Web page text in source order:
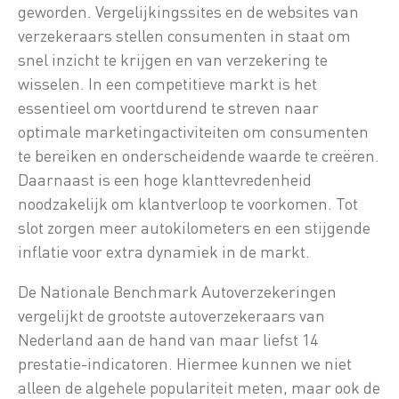
geworden. Vergelijkingssites en de websites van
verzekeraars stellen consumenten in staat om
snel inzicht te krijgen en van verzekering te
wisselen. In een competitieve markt is het
essentieel om voortdurend te streven naar
optimale marketingactiviteiten om consumenten
te bereiken en onderscheidende waarde te creëren.
Daarnaast is een hoge klanttevredenheid
noodzakelijk om klantverloop te voorkomen. Tot
slot zorgen meer autokilometers en een stijgende
inflatie voor extra dynamiek in de markt.
De Nationale Benchmark Autoverzekeringen
vergelijkt de grootste autoverzekeraars van
Nederland aan de hand van maar liefst 14
prestatie-indicatoren. Hiermee kunnen we niet
alleen de algehele populariteit meten, maar ook de